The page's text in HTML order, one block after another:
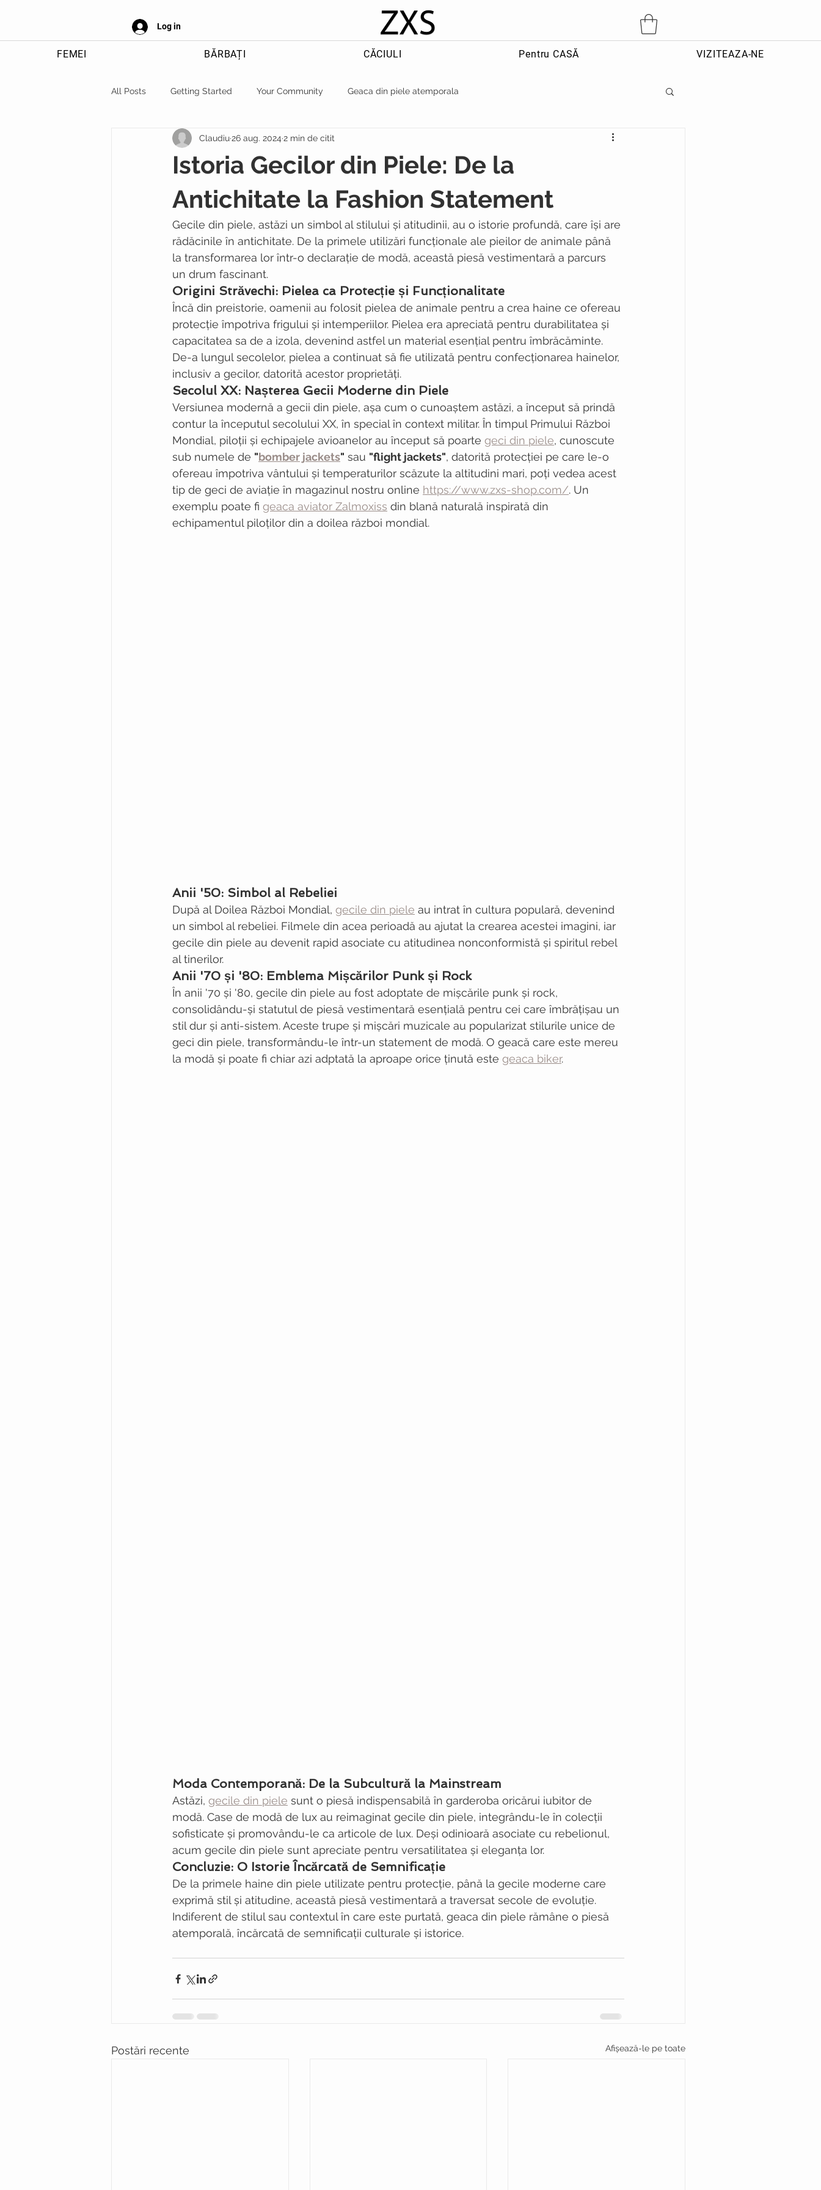
Log in
FEMEI BĂRBAȚI CĂCIULI Pentru CASĂ VIZITEAZA-NE
All Posts Getting Started Your Community Geaca din piele atemporala
Istoria Gecilor din Piele: De la
Antichitate la Fashion Statement
Claudiu26 aug. 2024 2 min de citit
Gecile din piele, astăzi un simbol al stilului și atitudinii, au o istorie profundă, care își are
rădăcinile în antichitate. De la primele utilizări funcționale ale pieilor de animale până
la transformarea lor într-o declarație de modă, această piesă vestimentară a parcurs
un drum fascinant.
Origini Străvechi: Pielea ca Protecție și Funcționalitate
Încă din preistorie, oamenii au folosit pielea de animale pentru a crea haine ce ofereau
protecție împotriva frigului și intemperiilor. Pielea era apreciată pentru durabilitatea și
capacitatea sa de a izola, devenind astfel un material esențial pentru îmbrăcăminte.
De-a lungul secolelor, pielea a continuat să fie utilizată pentru confecționarea hainelor,
inclusiv a gecilor, datorită acestor proprietăți.
Secolul XX: Nașterea Gecii Moderne din Piele
Versiunea modernă a gecii din piele, așa cum o cunoaștem astăzi, a început să prindă
contur la începutul secolului XX, în special în context militar. În timpul Primului Război
Mondial, piloții și echipajele avioanelor au început să poarte geci din piele, cunoscute
sub numele de "bomber jackets" sau "flight jackets", datorită protecției pe care le-o
ofereau împotriva vântului și temperaturilor scăzute la altitudini mari, poți vedea acest
tip de geci de aviație în magazinul nostru online https://www.zxs-shop.com/. Un
exemplu poate fi geaca aviator Zalmoxiss din blană naturală inspirată din
echipamentul piloților din a doilea război mondial.
Anii '50: Simbol al Rebeliei
După al Doilea Război Mondial, gecile din piele au intrat în cultura populară, devenind
un simbol al rebeliei. Filmele din acea perioadă au ajutat la crearea acestei imagini, iar
gecile din piele au devenit rapid asociate cu atitudinea nonconformistă și spiritul rebel
al tinerilor.
Anii '70 și '80: Emblema Mișcărilor Punk și Rock
În anii '70 și '80, gecile din piele au fost adoptate de mișcările punk și rock,
consolidându-și statutul de piesă vestimentară esențială pentru cei care îmbrățișau un
stil dur și anti-sistem. Aceste trupe și mișcări muzicale au popularizat stilurile unice de
geci din piele, transformându-le într-un statement de modă. O geacă care este mereu
la modă și poate fi chiar azi adptată la aproape orice ținută este geaca biker.
Moda Contemporană: De la Subcultură la Mainstream
Astăzi, gecile din piele sunt o piesă indispensabilă în garderoba oricărui iubitor de
modă. Case de modă de lux au reimaginat gecile din piele, integrându-le în colecții
sofisticate și promovându-le ca articole de lux. Deși odinioară asociate cu rebelionul,
acum gecile din piele sunt apreciate pentru versatilitatea și eleganța lor.
Concluzie: O Istorie Încărcată de Semnificație
De la primele haine din piele utilizate pentru protecție, până la gecile moderne care
exprimă stil și atitudine, această piesă vestimentară a traversat secole de evoluție.
Indiferent de stilul sau contextul în care este purtată, geaca din piele rămâne o piesă
atemporală, încărcată de semnificații culturale și istorice.
Postări recente Afișează-le pe toate